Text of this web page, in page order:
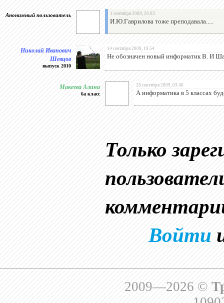
Анонимный пользователь 1 сентября 2009, 20.03
И.Ю.Гаврилова тоже преподавала.....
Николай Иванович
Шевцов
выпуск 2010
14 сентября 2009, 19.54
Не обозначен новый информатик В. И
Макеева Алина
6а класс
28 сентября 2009, 03.46
А информатика в 5 классах
Только
Войти
2009—2026 ©